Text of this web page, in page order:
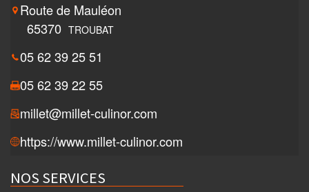
Route de Mauléon
65370 TROUBAT
05 62 39 25 51
05 62 39 22 55
millet@millet-culinor.com
https://www.millet-culinor.com
NOS SERVICES